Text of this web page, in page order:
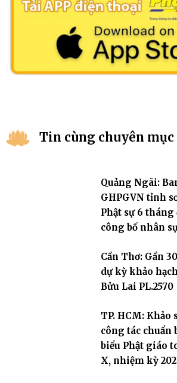
Tin cùng chuyên mục
Quảng Ngãi:
GHPGVN tỉnh
Phật sự 6 tháng
công bố nhân
Cần Thơ: Gần
dự kỳ khảo
Bửu Lai PL.2570
TP. HCM:
công tác chuẩn
biểu Phật giáo
X, nhiệm kỳ